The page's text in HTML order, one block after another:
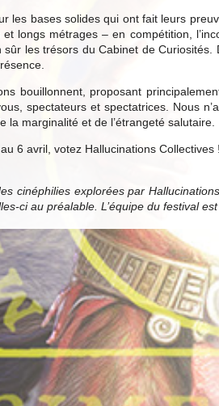
les bases solides qui ont fait leurs
longs métrages – en compétition,
les trésors du Cabinet de
bouillonnent, proposant
spectateurs et spectatrices. Nous
la marginalité et de l’étrangeté salutaire.
6 avril, votez Hallucinations Collectives
cinéphilies explorées par
ci au préalable. L’équipe du festival